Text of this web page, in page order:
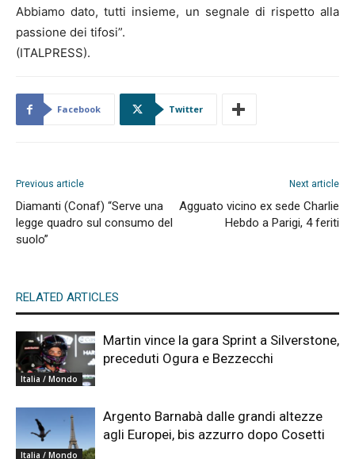
Abbiamo dato, tutti insieme, un segnale di rispetto alla
passione dei tifosi”.
(ITALPRESS).
Facebook Twitter
Previous article
Diamanti (Conaf) “Serve una
legge quadro sul consumo del
suolo”
Next article
Agguato vicino ex sede Charlie
Hebdo a Parigi, 4 feriti
RELATED ARTICLES
Italia / Mondo
Martin vince la gara Sprint a Silverstone,
preceduti Ogura e Bezzecchi
Italia / Mondo
Argento Barnabà dalle grandi altezze
agli Europei, bis azzurro dopo Cosetti